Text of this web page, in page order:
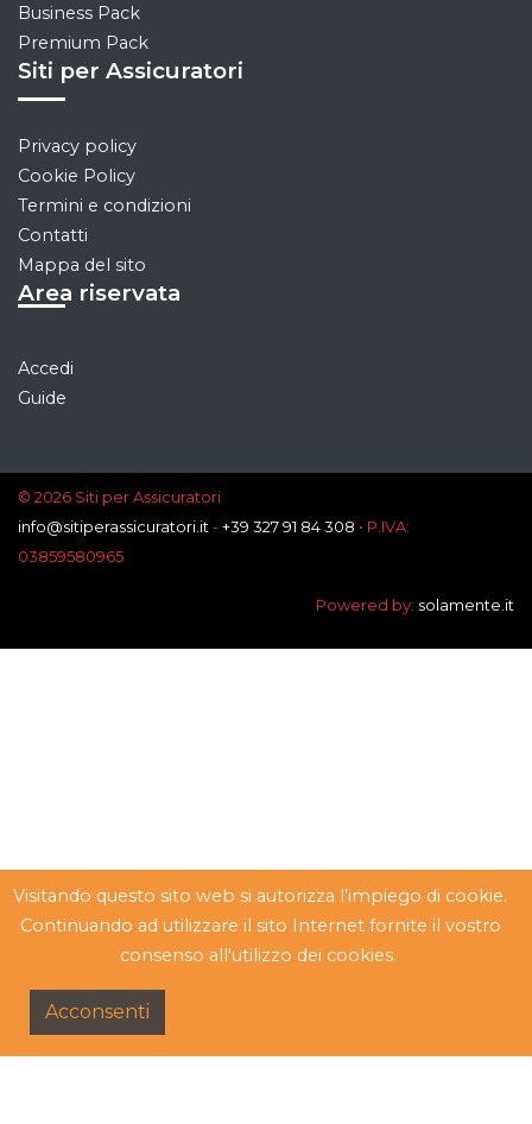
Business Pack
Premium Pack
Siti per Assicuratori
Privacy policy
Cookie Policy
Termini e condizioni
Contatti
Mappa del sito
Area riservata
Accedi
Guide
© 2026 Siti per Assicuratori
info@sitiperassicuratori.it -+39 327 91 84 308 • P.IVA:
03859580965
Powered by: solamente.it
Visitando questo sito web si autorizza l’impiego di cookie.
Continuando ad utilizzare il sito Internet fornite il vostro
consenso all'utilizzo dei cookies.
Acconsenti